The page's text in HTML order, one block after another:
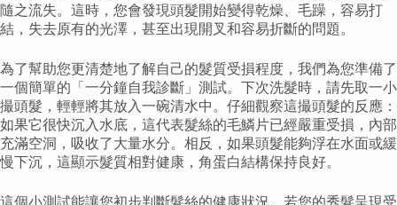
隨之流失。這時，您會發現頭髮開始變得乾燥、毛躁，容易打
結，失去原有的光澤，甚至出現開叉和容易折斷的問題。
為了幫助您更清楚地了解自己的髮質受損程度，我們為您準備了
一個簡單的「一分鐘自我診斷」測試。下次洗髮時，請先取一小
撮頭髮，輕輕將其放入一碗清水中。仔細觀察這撮頭髮的反應：
如果它很快沉入水底，這代表髮絲的毛鱗片已經嚴重受損，內部
充滿空洞，吸收了大量水分。相反，如果頭髮能夠浮在水面或緩
慢下沉，這顯示髮質相對健康，角蛋白結構保持良好。
這個小測試能讓您初步判斷髮絲的健康狀況。若您的秀髮呈現受